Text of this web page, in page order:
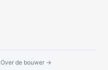
Over de bouwer →